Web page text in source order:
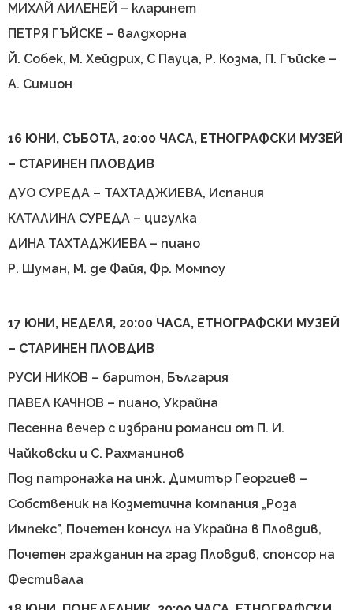
МИХАЙ АИЛЕНЕЙ – кларинет
ПЕТРЯ ГЪЙСКЕ – валдхорна
Й. Собек, М. Хейдрих, С Пауца, Р. Козма, П. Гъйске –
А. Симион
16 ЮНИ, СЪБОТА, 20:00 ЧАСА, ЕТНОГРАФСКИ МУЗЕЙ
– СТАРИНЕН ПЛОВДИВ
ДУО СУРЕДА – ТАХТАДЖИЕВА, Испания
КАТАЛИНА СУРЕДА – цигулка
ДИНА ТАХТАДЖИЕВА – пиано
Р. Шуман, М. де Файя, Фр. Момпоу
17 ЮНИ, НЕДЕЛЯ, 20:00 ЧАСА, ЕТНОГРАФСКИ МУЗЕЙ
– СТАРИНЕН ПЛОВДИВ
РУСИ НИКОВ – баритон, България
ПАВЕЛ КАЧНОВ – пиано, Украйна
Песенна вечер с избрани романси от П. И.
Чайковски и С. Рахманинов
Под патронажа на инж. Димитър Георгиев –
Собственик на Козметична компания „Роза
Импекс”, Почетен консул на Украйна в Пловдив,
Почетен гражданин на град Пловдив, спонсор на
Фестивала